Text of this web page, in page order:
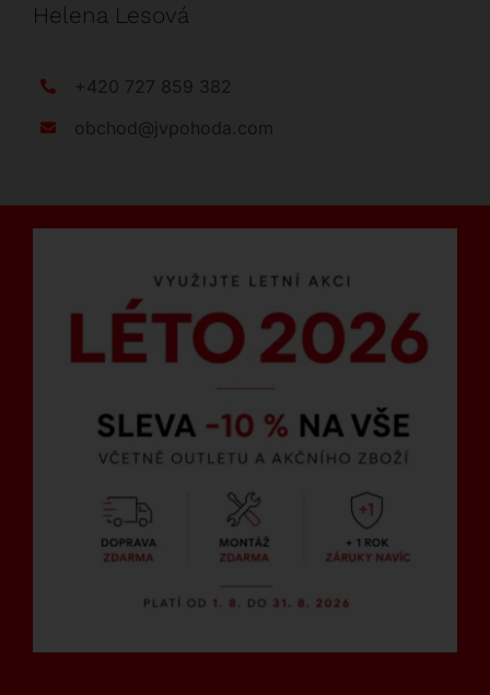
Helena Lesová
+420 727 859 382
obchod@jvpohoda.com